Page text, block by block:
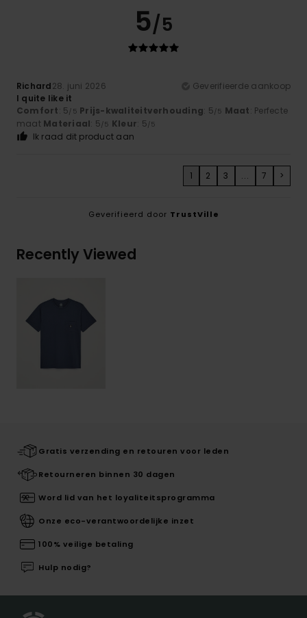
5/5
Richard28. juni 2026
Geverifieerde aankoop
I quite like it
Comfort: 5/5 Prijs-kwaliteitverhouding: 5/5 Maat: Perfecte
maat Materiaal: 5/5 Kleur: 5/5
Ik raad dit product aan
1 2 3 ... 7 >
Geverifieerd door TrustVille
Recently Viewed
Gratis verzending en retouren voor leden
Retourneren binnen 30 dagen
Word lid van het loyaliteitsprogramma
Onze eco-verantwoordelijke inzet
100% veilige betaling
Hulp nodig?